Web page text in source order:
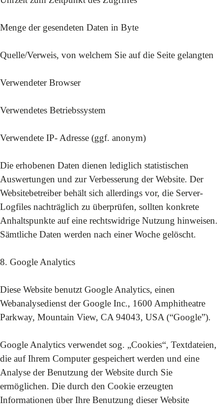
Menge der gesendeten Daten in Byte
Quelle/Verweis, von welchem Sie auf die Seite gelangten
Verwendeter Browser
Verwendetes Betriebssystem
Verwendete IP- Adresse (ggf. anonym)
Die erhobenen Daten dienen lediglich statistischen
Auswertungen und zur Verbesserung der Website. Der
Websitebetreiber behält sich allerdings vor, die Server-
Logfiles nachträglich zu überprüfen, sollten konkrete
Anhaltspunkte auf eine rechtswidrige Nutzung hinweisen.
Sämtliche Daten werden nach einer Woche gelöscht.
8. Google Analytics
Diese Website benutzt Google Analytics, einen
Webanalysedienst der Google Inc., 1600 Amphitheatre
Parkway, Mountain View, CA 94043, USA (“Google”).
Google Analytics verwendet sog. „Cookies“, Textdateien,
die auf Ihrem Computer gespeichert werden und eine
Analyse der Benutzung der Website durch Sie
ermöglichen. Die durch den Cookie erzeugten
Informationen über Ihre Benutzung dieser Website